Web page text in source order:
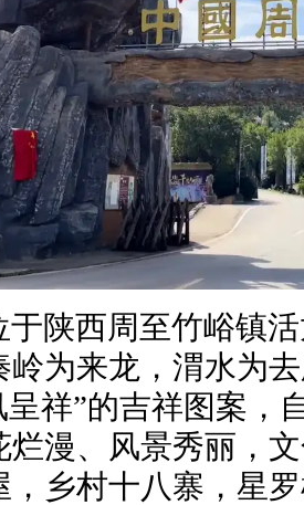
于陕西周至竹峪镇
岭为来龙，渭水为
呈祥”的吉祥图案，
烂漫、风景秀丽，
，乡村十八寨，星